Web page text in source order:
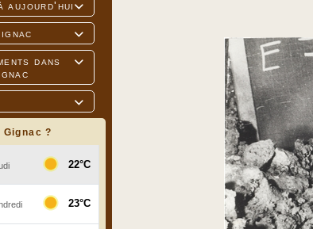

aujourd'hui


dans

Gignac ?